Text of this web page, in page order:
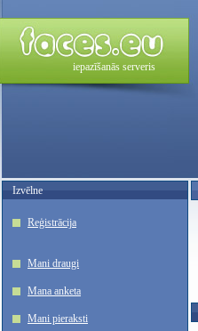
iepazīšanās serveris
Izvēlne
Reģistrācija
Mani draugi
Mana anketa
Mani pieraksti